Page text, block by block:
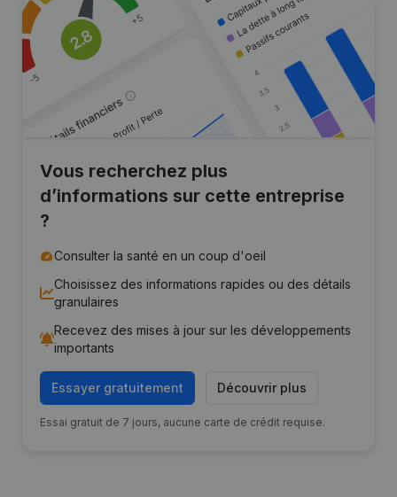
Vous recherchez plus
d’informations sur cette entreprise
?
Consulter la santé en un coup d'oeil
Choisissez des informations rapides ou des détails
granulaires
Recevez des mises à jour sur les développements
importants
Essayer gratuitement Découvrir plus
Essai gratuit de 7 jours, aucune carte de crédit requise.